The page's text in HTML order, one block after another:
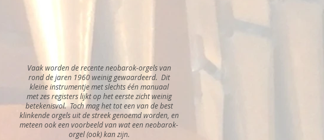
Vaak worden de recente neobarok-orgels van
rond de jaren 1960 weinig gewaardeerd. Dit
kleine instrumentje met slechts één manuaal
met zes registers lijkt op het eerste zicht weinig
betekenisvol. Toch mag het tot een van de best
klinkende orgels uit de streek genoemd worden, en
meteen ook een voorbeeld van wat een neobarok-
orgel (ook) kan zijn.